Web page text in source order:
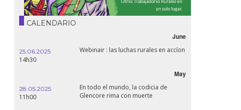
CALENDARIO
June
25.06.2025
14h30
Webinair : las luchas rurales en accíon
May
28.05.2025
11h00
En todo el mundo, la codicia de
Glencore rima con muerte